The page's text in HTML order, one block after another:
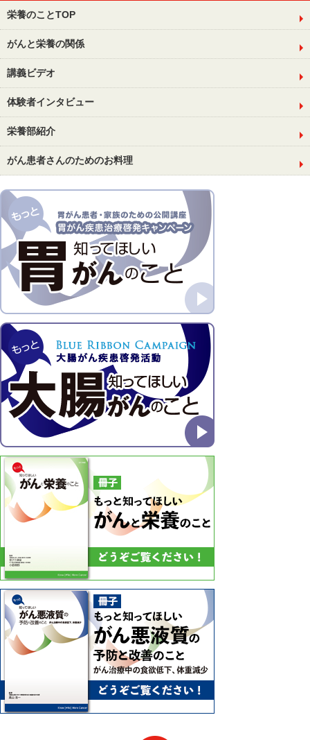
栄養のことTOP
がんと栄養の関係
講義ビデオ
体験者インタビュー
栄養部紹介
がん患者さんのためのお料理